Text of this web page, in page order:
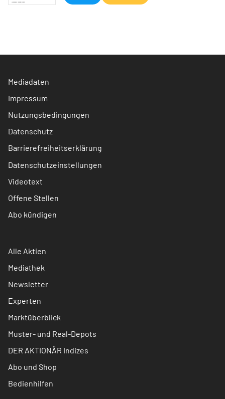
Mediadaten
Impressum
Nutzungsbedingungen
Datenschutz
Barrierefreiheitserklärung
Datenschutzeinstellungen
Videotext
Offene Stellen
Abo kündigen
Alle Aktien
Mediathek
Newsletter
Experten
Marktüberblick
Muster- und Real-Depots
DER AKTIONÄR Indizes
Abo und Shop
Bedienhilfen